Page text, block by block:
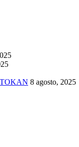
8 agosto, 2025